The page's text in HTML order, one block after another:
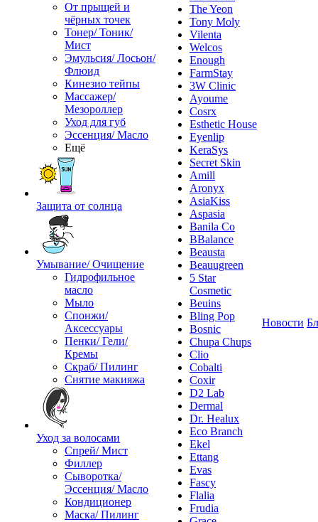
От прыщей и
чёрных точек
Тонер/ Тоник/
Мист
Эмульсия/ Лосьон/
Флюид
Кинезио тейпы
Массажер/
Мезороллер
Уход для губ
Эссенция/ Масло
Ещё
Защита от солнца
Умывание/ Очищение
Гидрофильное
масло
Мыло
Спонжи/
Аксессуары
Пенки/ Гели/
Кремы
Скраб/ Пилинг
Снятие макияжа
Уход за волосами
Спрей/ Мист
Филлер
Сыворотка/
Эссенция/ Масло
Кондиционер
Маска/ Пилинг
The Yeon
Tony Moly
Vilenta
Welcos
Enough
FarmStay
3W Clinic
Ayoume
Cosrx
Esthetic House
Eyenlip
KeraSys
Secret Skin
Amill
Aronyx
AsiaKiss
Aspasia
Banila Co
BBalance
Beausta
Beauugreen
5 Star
Cosmetic
Beuins
Bling Pop
Bosnic
Chupa Chups
Clio
Cobalti
Coxir
D2 Lab
Dermal
Dr. Healux
Eco Branch
Ekel
Ettang
Evas
Fascy
Flalia
Frudia
Новости